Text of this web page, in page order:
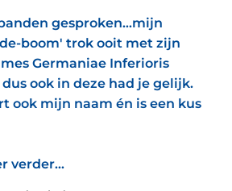
gesproken…mijn
boom' trok ooit met zijn
Germaniae Inferioris
ook in deze had je gelijk.
ook mijn naam én is een kus
verder…